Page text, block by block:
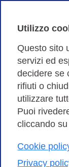
Utilizzo
Questo sito
servizi ed
decidere se
rifiuti o
utilizzare
Puoi
cliccando
Cookie
Privacy
Consortium
| CF